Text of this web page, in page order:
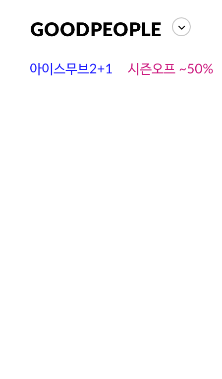
아이스무브2+1 시즌오프 ~50%